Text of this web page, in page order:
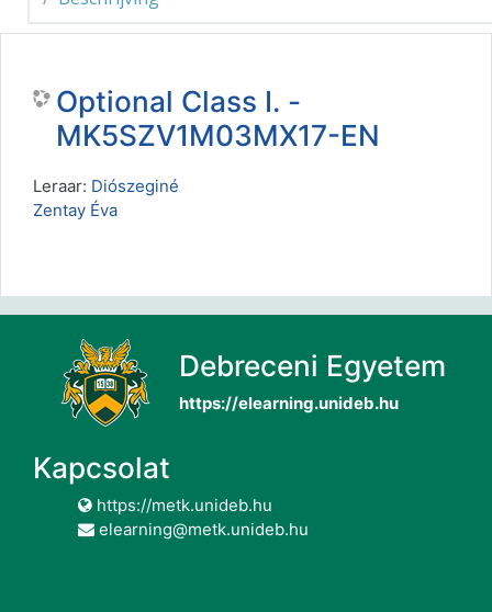
Optional Class I. -
MK5SZV1M03MX17-EN
Leraar: Diószeginé
Zentay Éva
Debreceni Egyetem
https://elearning.unideb.hu
Kapcsolat
https://metk.unideb.hu
elearning@metk.unideb.hu